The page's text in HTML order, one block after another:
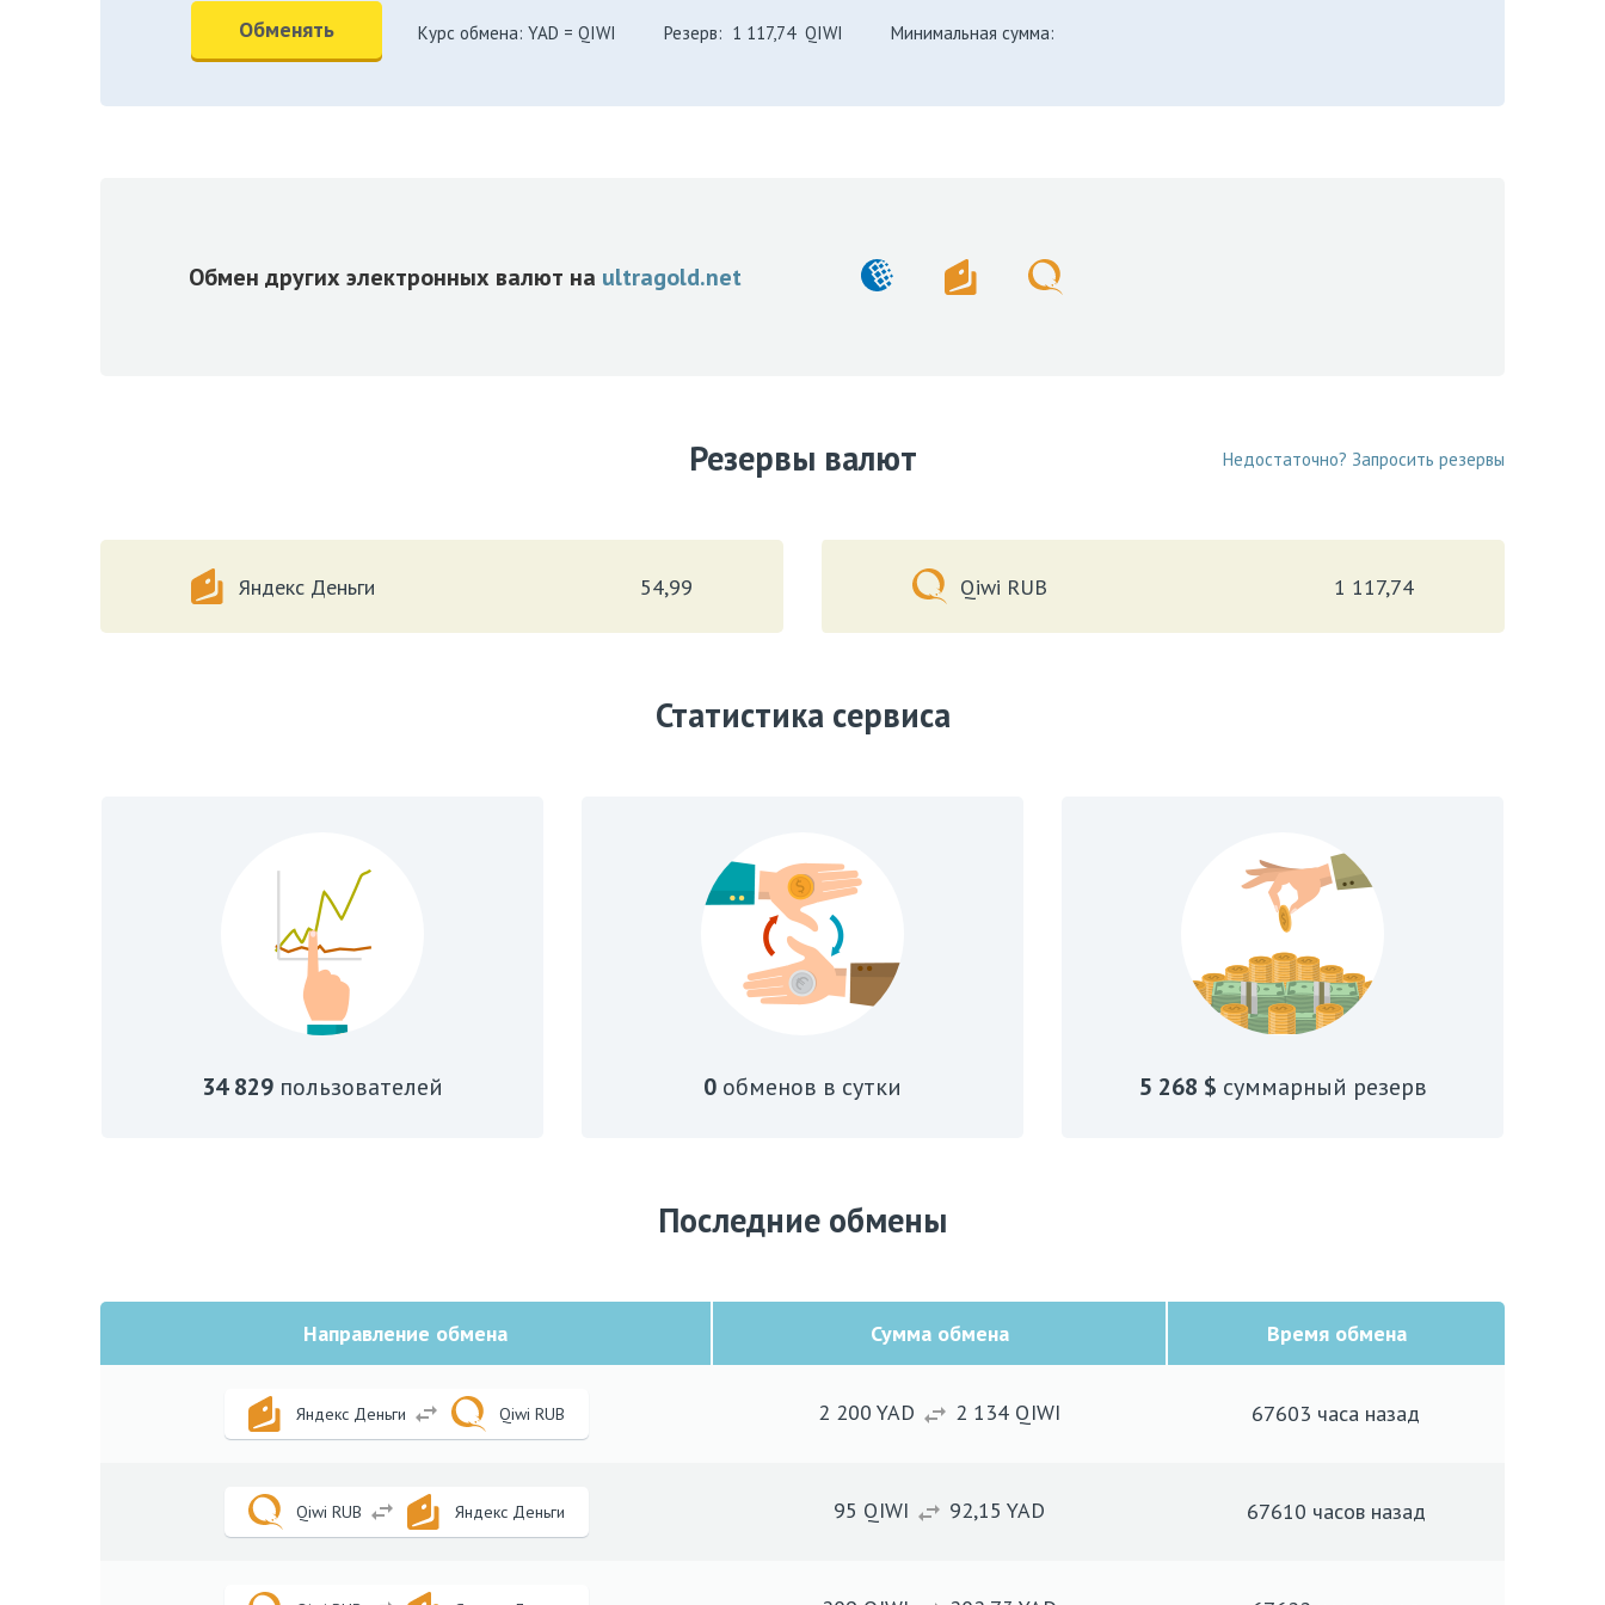
Обменять Курс обмена: YAD = QIWI Резерв: 1 117,74 QIWI Минимальная сумма:
Обмен других электронных валют на ultragold.net
Резервы валют Недостаточно? Запросить резервы
Яндекс Деньги 54,99 Qiwi RUB 1 117,74
Статистика сервиса
34 829 пользователей 0 обменов в сутки 5 268 $ суммарный резерв
Последние обмены
Направление обмена Сумма обмена Время обмена
Яндекс Деньги swap_horiz Qiwi RUB 2 200 YAD swap_horiz 2 134 QIWI 67603 часа назад
Qiwi RUB swap_horiz Яндекс Деньги 95 QIWI swap_horiz 92,15 YAD 67610 часовназад